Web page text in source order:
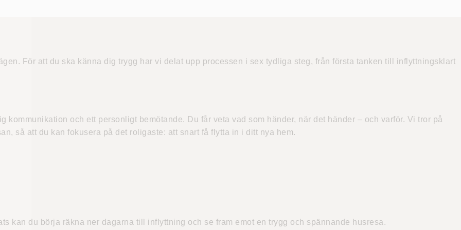
För att du ska känna dig trygg har vi delat upp processen i sex tydliga steg, från första tanken till inflyttningsklart
kommunikation och ett personligt bemötande. Du får veta vad som händer, när det händer – och varför. Vi tror på
så att du kan fokusera på det roligaste: att snart få flytta in i ditt nya hem.
kan du börja räkna ner dagarna till inflyttning och se fram emot en trygg och spännande husresa.